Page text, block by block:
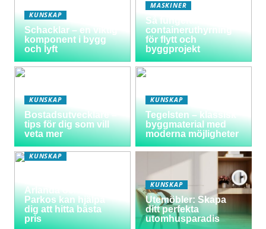
KUNSKAP
Schacklar – en viktig
komponent i bygg
och lyft
MASKINER
Så fungerar
containeruthyrning
för flytt och
byggprojekt
KUNSKAP
Bostadsutvecklare –
tips för dig som vill
veta mer
KUNSKAP
Tegelsten – klassisk
byggmaterial med
moderna möjligheter
KUNSKAP
Arlanda och hur
Parkos kan hjälpa
dig att hitta bästa
pris
KUNSKAP
Utemöbler: Skapa
ditt perfekta
utomhusparadis